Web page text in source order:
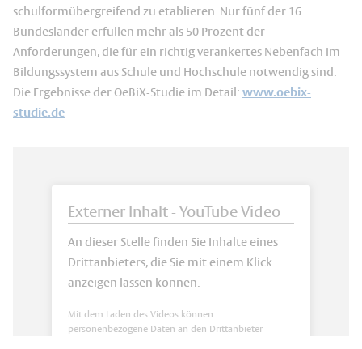
schulformübergreifend zu etablieren. Nur fünf der 16
Bundesländer erfüllen mehr als 50 Prozent der
Anforderungen, die für ein richtig verankertes Nebenfach im
Bildungssystem aus Schule und Hochschule notwendig sind.
Die Ergebnisse der OeBiX-Studie im Detail: www.oebix-
studie.de
Externer Inhalt - YouTube Video
An dieser Stelle finden Sie Inhalte eines
Drittanbieters, die Sie mit einem Klick
anzeigen lassen können.
Mit dem Laden des Videos können
personenbezogene Daten an den Drittanbieter